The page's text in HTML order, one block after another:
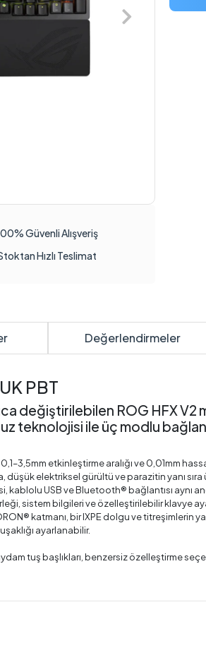
Güvenli Alışveriş
Hızlı Teslimat
Değerlendirmeler
PBT
değiştirilebilen ROG HFX
ile üç modlu
0,1–3,5mm etkinleştirme aralığı ve 0,01mm
elektriksel gürültü ve parazitin yanı sıra
USB ve Bluetooth® bağlantısı aynı
sistem bilgileri ve özelleştirilebilir klavye
katmanı, bir IXPE dolgu ve titreşimlerin
ayarlanabilir.
tuş başlıkları, benzersiz özelleştirme